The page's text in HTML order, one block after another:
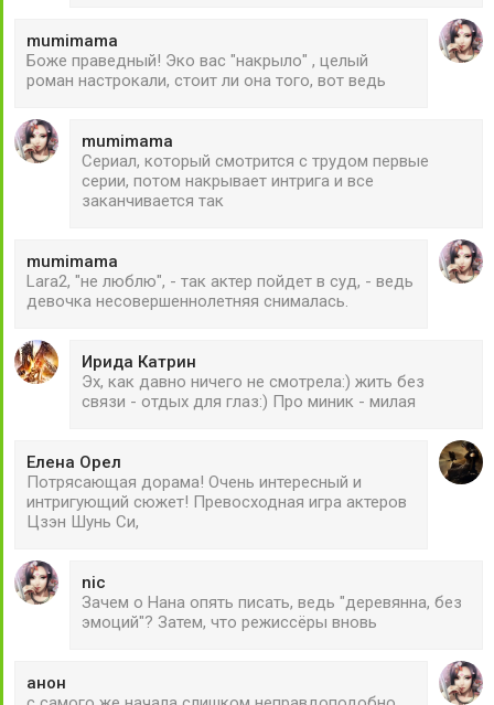
mumimama
Боже праведный! Эко вас "накрыло" , целый
роман настрокали, стоит ли она того, вот ведь
mumimama
Сериал, который смотрится с трудом первые
серии, потом накрывает интрига и все
заканчивается так
mumimama
Lara2, "не люблю", - так актер пойдет в суд, - ведь
девочка несовершеннолетняя снималась.
Ирида Катрин
Эх, как давно ничего не смотрела:) жить без
связи - отдых для глаз:) Про миник - милая
Елена Орел
Потрясающая дорама! Очень интересный и
интригующий сюжет! Превосходная игра актеров
Цзэн Шунь Си,
nic
Зачем о Нана опять писать, ведь "деревянна, без
эмоций"? Затем, что режиссёры вновь
анон